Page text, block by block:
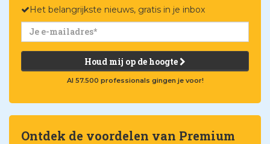
Het belangrijkste nieuws, gratis in je inbox
Houd mij op de hoogte
Al 57.500 professionals gingen je voor!
Ontdek de voordelen van Premium